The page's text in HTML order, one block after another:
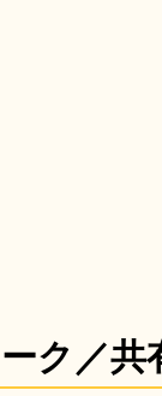
ク／共